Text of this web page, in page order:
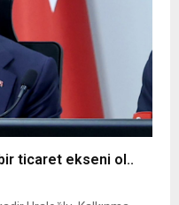
ticaret ekseni ol..